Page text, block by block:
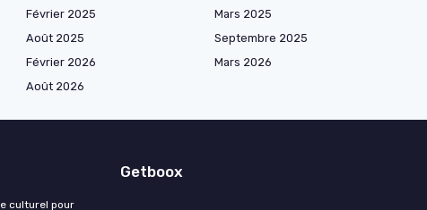
Février 2025
Mars 2025
Août 2025
Septembre 2025
Février 2026
Mars 2026
Août 2026
culturel pour
Getboox